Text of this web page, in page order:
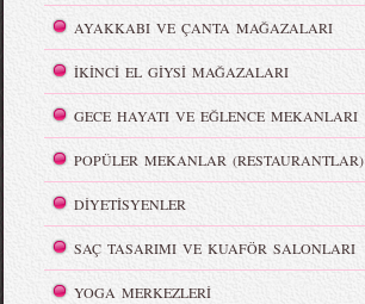
AYAKKABI VE ÇANTA MAĞAZALARI
İKİNCİ EL GİYSİ MAĞAZALARI
GECE HAYATI VE EĞLENCE MEKANLARI
POPÜLER MEKANLAR (RESTAURANTLAR)
DİYETİSYENLER
SAÇ TASARIMI VE KUAFÖR SALONLARI
YOGA MERKEZLERİ